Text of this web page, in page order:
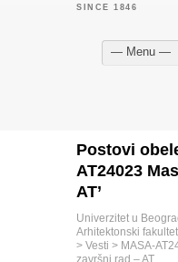
— Menu —
Postovi
AT24023
AT’
Univerzitet u
Arhitektonski fakultet
> Vesti > MASA-
završni rad – AT